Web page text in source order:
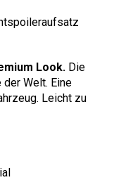
Look. Die
Welt. Eine
Leicht zu